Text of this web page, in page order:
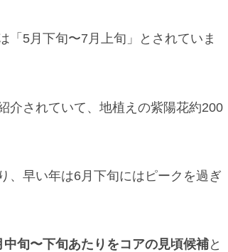
「5月下旬〜7月上旬」とされていま
介されていて、地植えの紫陽花約200
、早い年は6月下旬にはピークを過ぎ
中旬〜下旬あたりをコアの見頃候補と